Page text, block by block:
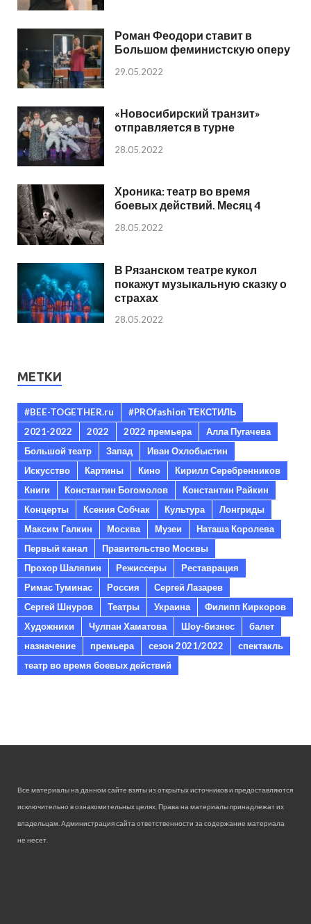
Роман Феодори ставит в
Большом феминистскую оперу
29.05.2022
«Новосибирский транзит»
отправляется в турне
28.05.2022
Хроника: театр во время
боевых действий. Месяц 4
28.05.2022
В Рязанском театре кукол
покажут музыкальную сказку о
страхах
28.05.2022
МЕТКИ
#BEE-TOGETHER.ru
#PROfashion ТЕКСТИЛЬ
2021-2022
2022 2022 премьера
Алла Пугачева
Большой театр
Запад
Иван Охлобыстин
Искусство
Картины Кино
Кирилл Серебренников
Книги
Константин Богомолов
Константин Райкин
Концерты
Ксения Собчак Культура
Лонгриды
Максим Галкин
Москва Музеи
Наташа Королева
Первый канал
Правительство Москвы
Прохор Шаляпин
Режиссеры
Реставрация
Римас Туминас
Россия
Сергей Лазарев
Сергей Шнуров
Театры Украина
Филипп Киркоров
Художники
Чулпан Хаматова Шоу-бизнес
балет
назначение
премьера сезон 2021/2022
спектакль
театр во время боевых действий
Все материалы на данном сайте взяты из открытых источников и предоставляются
исключительно в ознакомительных целях. Права на материалы принадлежат их
владельцам. Администрация сайта ответственности за содержание материала
не несет.